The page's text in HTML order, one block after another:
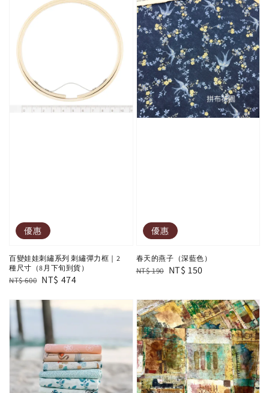
優惠
百變娃娃刺繡系列 刺繡彈力框｜2
種尺寸（8月下旬到貨）
Regular
NT$ 600 Sale
NT$ 474
優惠
春天的燕子（深藍色）
Regular
NT$ 190 Sale
NT$ 150